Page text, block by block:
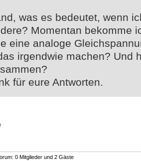
was es bedeutet, wenn
Momentan bekomme
eine analoge
irgendwie machen? Und
für eure Antworten.
0 Mitglieder und 2 Gäste